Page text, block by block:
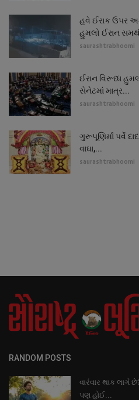
હવે ઈરાક ઉપર
હુમલો ઈરાન
saurashtrabhoomi
ઈરાન વિરૂધ્ધ
સેનેટમાં માત્ર...
saurashtrabhoomi
ગુરૂપૂણિર્માં પર્વે
વાઘા,...
saurashtrabhoomi
RANDOM POSTS
વારંવાર થાક લાગે
પણ હોઈ...